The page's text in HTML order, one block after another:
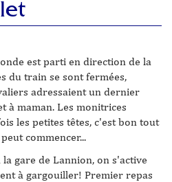
est parti en direction de la
du train se sont fermées,
adressaient un dernier
à maman. Les monitrices
les petites têtes, c'est bon tout
commencer...
gare de Lannion, on s'active
à gargouiller! Premier repas